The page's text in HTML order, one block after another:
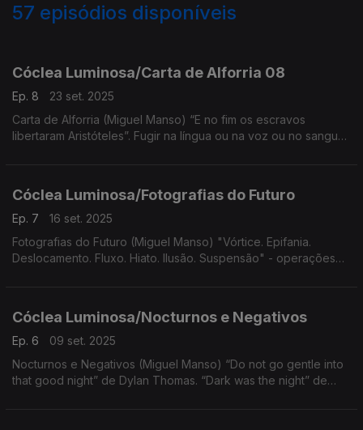
57 episódios disponíveis
Cóclea Luminosa/Carta de Alforria 08
Ep. 8
23 set. 2025
Carta de Alforria (Miguel Manso) “E no fim os escravos
libertaram Aristóteles”. Fugir na língua ou na voz ou no sangue.
Cóclea Luminosa/Fotografias do Futuro
Ep. 7
16 set. 2025
Fotografias do Futuro (Miguel Manso) "Vórtice. Epifania.
Deslocamento. Fluxo. Hiato. Ilusão. Suspensão" - operações
Cóclea Luminosa/Nocturnos e Negativos
Ep. 6
09 set. 2025
Nocturnos e Negativos (Miguel Manso) “Do not go gentle into
that good night” de Dylan Thomas. “Dark was the night” de